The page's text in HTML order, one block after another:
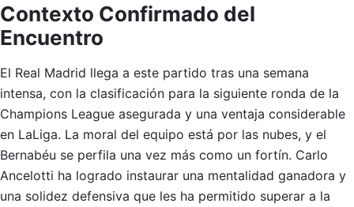
Contexto Confirmado del
Encuentro
El Real Madrid llega a este partido tras una semana
intensa, con la clasificación para la siguiente ronda de la
Champions League asegurada y una ventaja considerable
en LaLiga. La moral del equipo está por las nubes, y el
Bernabéu se perfila una vez más como un fortín. Carlo
Ancelotti ha logrado instaurar una mentalidad ganadora y
una solidez defensiva que les ha permitido superar a la